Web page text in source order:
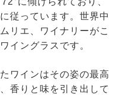
従っています。世界中
リエ、ワイナリーがこ
イングラスです。
ワインはその姿の最高
香りと味を引き出して